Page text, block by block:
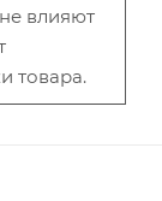
влияют
товара.